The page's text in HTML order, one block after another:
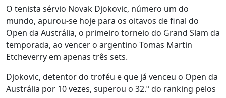
O tenista sérvio Novak Djokovic, número um do
mundo, apurou-se hoje para os oitavos de final do
Open da Austrália, o primeiro torneio do Grand Slam da
temporada, ao vencer o argentino Tomas Martin
Etcheverry em apenas três sets.
Djokovic, detentor do troféu e que já venceu o Open da
Austrália por 10 vezes, superou o 32.º do ranking pelos